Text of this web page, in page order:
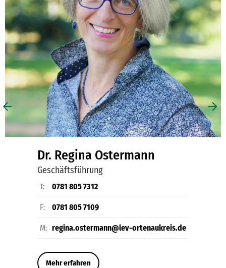
Dr. Regina Ostermann
Geschäftsführung
T: 0781 805 7312
F: 0781 805 7109
M: regina.ostermann@lev-ortenaukreis.de
Mehr erfahren